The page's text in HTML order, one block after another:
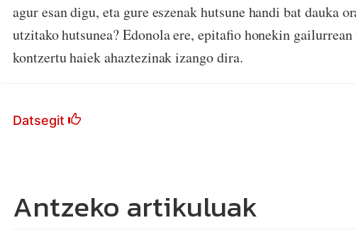
agur esan digu, eta gure eszenak hutsune handi bat dauka
utzitako hutsunea? Edonola ere, epitafio honekin
kontzertu haiek ahaztezinak izango dira.
Datsegit
Antzeko artikuluak